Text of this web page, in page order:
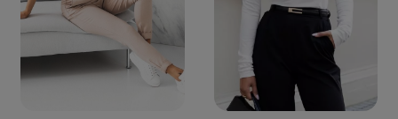
POWIADOM O
DOSTĘPNOŚCI